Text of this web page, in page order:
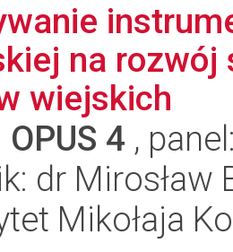
na rozwój
wiejskich
OPUS 4 ,
dr Mirosław
Mikołaja